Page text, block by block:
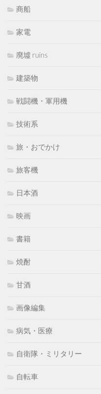
商船
家電
廃墟 ruins
建築物
戦闘機・軍用機
技術系
旅・おでかけ
旅客機
日本酒
映画
書籍
焼酎
甘酒
画像編集
病気・医療
自衛隊・ミリタリー
自転車